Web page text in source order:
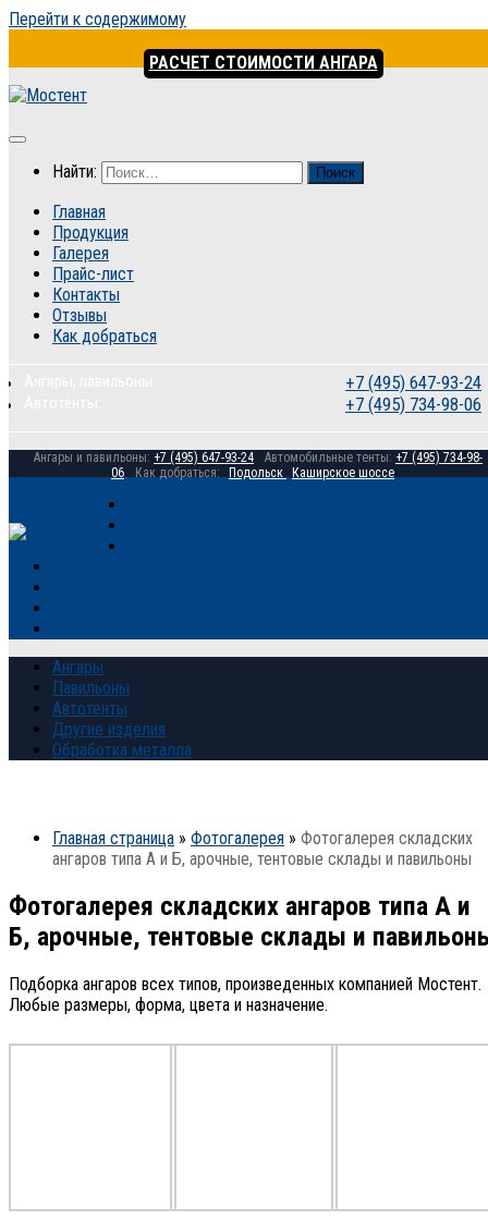
Перейти к содержимому
РАСЧЕТ СТОИМОСТИ АНГАРА
Найти:
Главная
Продукция
Галерея
Прайс-лист
Контакты
Отзывы
Как добраться
+7 (495) 647-93-24
+7 (495) 734-98-06
Ангары и павильоны: +7 (495) 647-93-24 Автомобильные тенты: +7 (495) 734-98-
06
Как добраться: Подольск Каширское шоссе
Ангары
Павильоны
Автотенты
Другие изделия
Обработка металла
Главная страница » Фотогалерея » Фотогалерея складских
ангаров типа А и Б, арочные, тентовые склады и павильоны
Фотогалерея складских ангаров типа А и
Б, арочные, тентовые склады и
Подборка ангаров всех типов, произведенных компанией Мостент.
Любые размеры, форма, цвета и назначение.